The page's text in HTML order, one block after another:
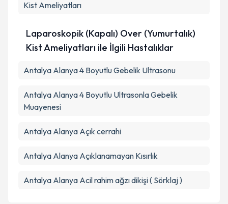
Kist Ameliyatları
Laparoskopik (Kapalı) Over (Yumurtalık)
Kist Ameliyatları ile İlgili Hastalıklar
Antalya Alanya 4 Boyutlu Gebelik Ultrasonu
Antalya Alanya 4 Boyutlu Ultrasonla Gebelik
Muayenesi
Antalya Alanya Açık cerrahi
Antalya Alanya Açıklanamayan Kısırlık
Antalya Alanya Acil rahim ağzı dikişi ( Sörklaj )